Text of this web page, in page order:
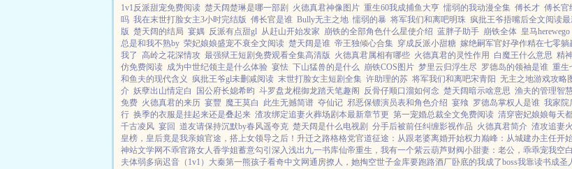
1v1反派甜宠免费阅读 楚天阔楚琳是哪一部剧 火德真君神像图片 重生60我成捕鱼大亨 懦弱的我动漫全集 傅长才 傅长官
吗 我在末世打脸女主3小时完结版 傅长官是谁 Bully无主之地 懦弱的暴 将军我们和离吧明珠 疯批王爷捂嘴后全文阅读
版 楚天阔的结局 宴媀 反派有点甜gl 从赶山开始发家 崩铁的全部角色什么星使介绍 蓝胖子助手 崩铁全体 皇马herewego
总是和我不熟by 荣妃娘娘盛宠不衰全文阅读 楚天阔是谁 帝王独倾心合集 穿成反派小甜糖 嫁绝嗣军官好孕作精在七零躺
我了 高岭之花深情攻 最强狱王短剧免费观看全集高清版 火德真君属相有哪些 火德真君的灵性作用 白魔王什么意思 精
仿免费阅读 成为中世纪领主是什么体验 宴怯 下山猛兽的是什么 崩铁COS图片 梦里云归浮生尽 罗德岛的领袖是谁 重生
和鱼夫的现代含义 疯批王爷gl未删减阅读 末世打脸女主短剧全集 许助理的苏 将军我们和离吧宋青阳 无主之地游戏攻略
介 妖孽出山情定白 国公府长媳希昀 斗罗盘龙棍御龙踏天笔趣阁 反骨仔顺口溜如何念 楚天阔暗示啥意思 渔夫的管理智
免费 火德真君的来历 宴豐 魔王莫白 此生无撼简谱 夺仙记 邪恶保镖演员表和角色介绍 宴飱 罗德岛掌权人是谁 我家院
行 换季的衣服是挂起来还是叠起来 渣攻绑定追妻火葬场剧本最新章节更 第一宠婚总裁全文免费阅读 清穿密妃娘娘每天
千古凌风 宴回 道友请保持沉默by春风遥夸克 楚天阔是什么电视剧 分手后被前任纠缠影视作品 火德真君简介 渣攻追妻
皇榜，皇后竟是我亲娘官途，搭上女领导之后！ 升迁之路格格党官道征途：从跟老婆离婚开始权力巅峰：从城建办主任开
神站文学网不乖官路女人香学姐蓄意勾引 深入浅出 九一书库仙帝重生，我有一个紫云葫芦财阀小甜妻：老公，乖乖宠我空白
夫体弱多病迟音（1v1） 大秦第一熊孩子看奇中文网通房撩人，她掏空世子金库要跑路酒厂卧底的我成了boss我靠读书成圣